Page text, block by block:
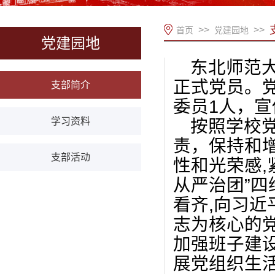
党建园地
支部简介
学习资料
支部活动
首页 >> 党建园地 >>
东北师范
正式党员。
委员1人，
按照学校
责，保持和
性和光荣感,
从严治团”
看齐,向习近
志为核心的
加强班子建
展党组织生